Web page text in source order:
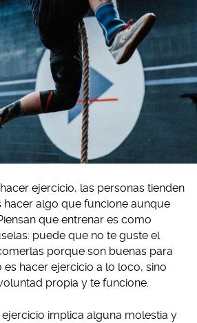
ejercicio, las personas tienden
hacer algo que funcione aunque
que entrenar es como
puede que no te guste el
porque son buenas para
hacer ejercicio a lo loco, sino
propia y te funcione.
implica alguna molestia y